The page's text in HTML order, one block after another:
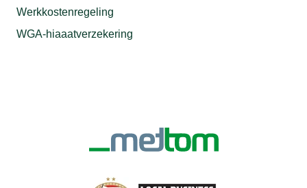
Werkkostenregeling
WGA-hiaaatverzekering